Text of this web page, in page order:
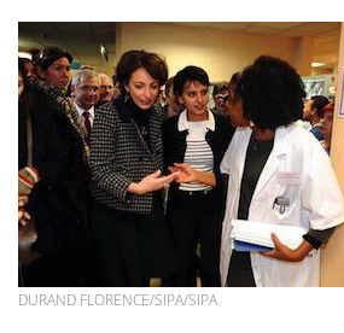
DURAND FLORENCE/SIPA/SIPA